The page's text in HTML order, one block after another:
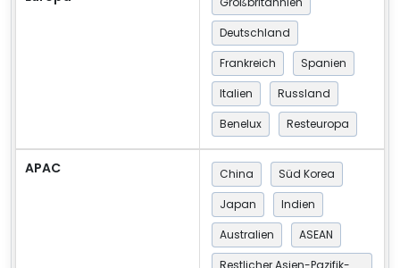
Deutschland
Frankreich
Spanien
Italien
Russland
Benelux
Resteuropa
APAC China
Süd Korea
Japan
Indien
Australien
ASEAN